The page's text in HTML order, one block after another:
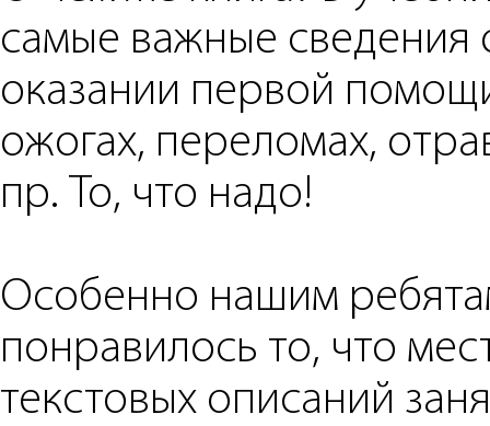
самые важные сведения
оказании первой
ожогах, переломах,
пр. То, что надо!
Особенно нашим
понравилось то, что
текстовых описаний